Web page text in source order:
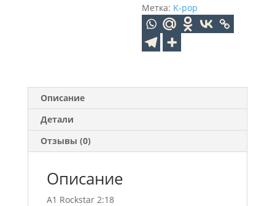
Метка: K-pop
Описание
Детали
Отзывы (0)
Описание
A1 Rockstar 2:18